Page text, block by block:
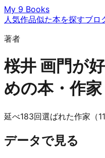
My 9 Books
人気作品似た本を探すブロ
著者
桜井 画門が
めの本・作家
延べ183回選ばれた作家（11
データで見る